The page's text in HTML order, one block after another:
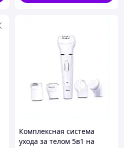
Комплексная система
ухода за телом 5в1 на